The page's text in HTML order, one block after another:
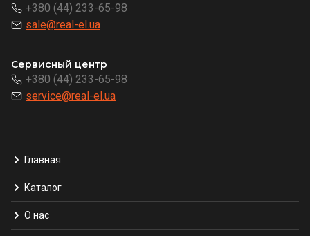
+380 (44) 233-65-98
sale@real-el.ua
Сервисный центр
+380 (44) 233-65-98
service@real-el.ua
Главная
Каталог
О нас